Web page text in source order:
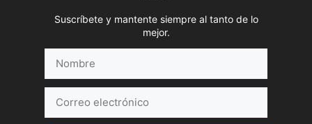
Suscríbete y mantente siempre al tanto de lo
mejor.
electrónico